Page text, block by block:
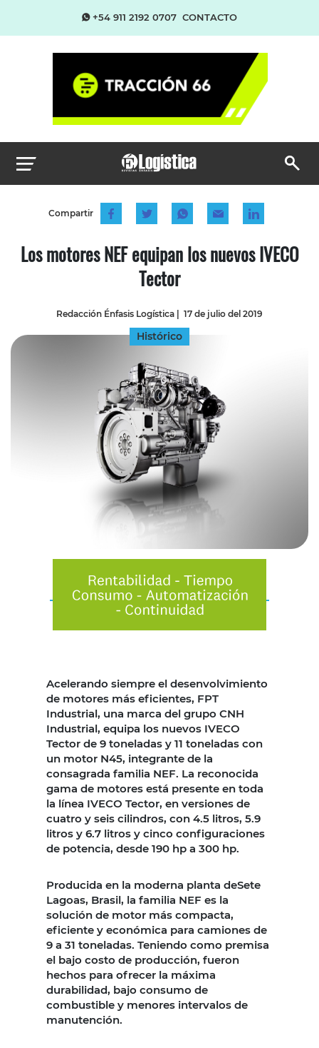
+54 911 2192 0707 CONTACTO
Compartir
Los motores NEF equipan los nuevos IVECO
Tector
Redacción Énfasis Logística | 17 de julio del 2019
Histórico
Acelerando siempre el desenvolvimiento
de motores más eficientes, FPT
Industrial, una marca del grupo CNH
Industrial, equipa los nuevos IVECO
Tector de 9 toneladas y 11 toneladas con
un motor N45, integrante de la
consagrada familia NEF. La reconocida
gama de motores está presente en toda
la línea IVECO Tector, en versiones de
cuatro y seis cilindros, con 4.5 litros, 5.9
litros y 6.7 litros y cinco configuraciones
de potencia, desde 190 hp a 300 hp.
Producida en la moderna planta deSete
Lagoas, Brasil, la familia NEF es la
solución de motor más compacta,
eficiente y económica para camiones de
9 a 31 toneladas. Teniendo como premisa
el bajo costo de producción, fueron
hechos para ofrecer la máxima
durabilidad, bajo consumo de
combustible y menores intervalos de
manutención.